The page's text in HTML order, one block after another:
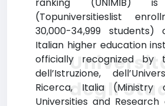
(Topuniversitieslist
30,000-34,999 students)
Italian higher education
officially recognized by
dell’Istruzione,
Ricerca, Italia (Ministry
Universities and
degli